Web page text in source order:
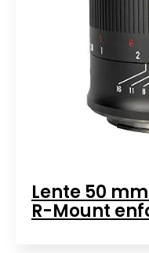
Lente 50
R-Mount